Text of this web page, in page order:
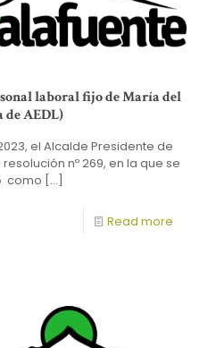
laboral fijo de María del
de AEDL)
el Alcalde Presidente de
nº 269, en la que se
como […]
Read more